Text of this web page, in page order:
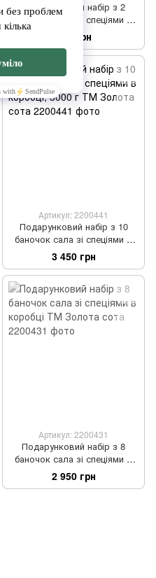
Подарунковий набір з 2
баночок сала зі спеціями в
пакеті, 600 г ТМ Золота сота
850 грн
Артикул: 2200441
Подарунковий набір з 10
баночок сала зі спеціями в
коробці, 3000 г ТМ Золота
сота
3 450 грн
Артикул: 2200431
Подарунковий набір з 8
баночок сала зі спеціями в
коробці ТМ Золота сота
2 950 грн